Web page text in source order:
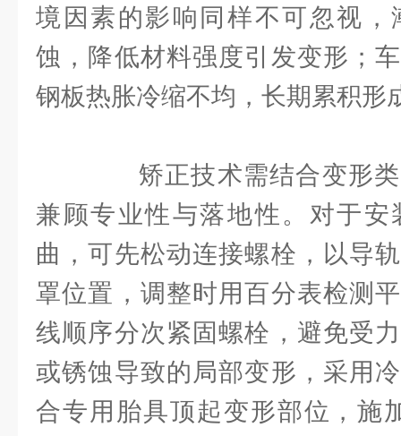
境因素的影响同样不可忽视，
蚀，降低材料强度引发变形；
钢板热胀冷缩不均，长期累积形
矫正技术需结合变形类
兼顾专业性与落地性。对于
曲，可先松动连接螺栓，以导
罩位置，调整时用百分表检测
线顺序分次紧固螺栓，避免受
或锈蚀导致的局部变形，采用
合专用胎具顶起变形部位，施